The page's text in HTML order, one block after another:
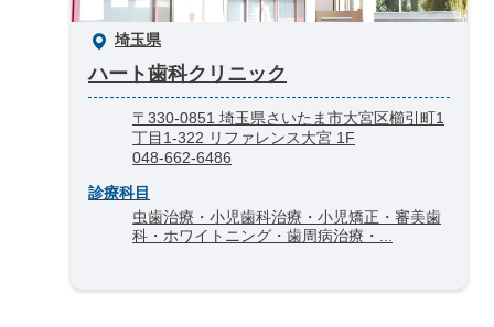
埼玉県
ハート歯科クリニック
〒330-0851 埼玉県さいたま市大宮区櫛引町1
丁目1-322 リファレンス大宮 1F
048-662-6486
診療科目
虫歯治療・小児歯科治療・小児矯正・審美歯
科・ホワイトニング・歯周病治療・...